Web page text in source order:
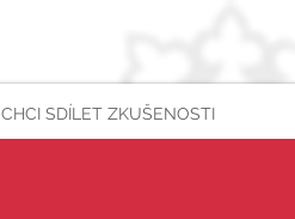
CHCI SDÍLET ZKUŠENOSTI